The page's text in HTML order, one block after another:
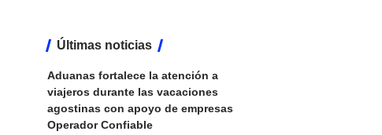
Últimas noticias
Aduanas fortalece la atención a
viajeros durante las vacaciones
agostinas con apoyo de empresas
Operador Confiable